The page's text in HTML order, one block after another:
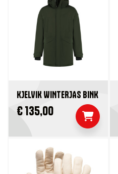
KJELVIK WINTERJAS BINK
€ 135,00